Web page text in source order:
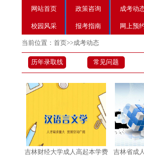
网站首页 政策咨询 成考动
校园风采 报考指南 网上预
当前位置： 首页>>成考动态
历年录取线 常见问题
吉林财经大学成人高起本学费 吉林省成